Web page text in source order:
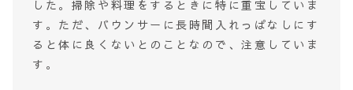
した。掃除や料理をするときに特に重宝していま
す。ただ、バウンサーに長時間入れっぱなしにす
ると体に良くないとのことなので、注意していま
す。